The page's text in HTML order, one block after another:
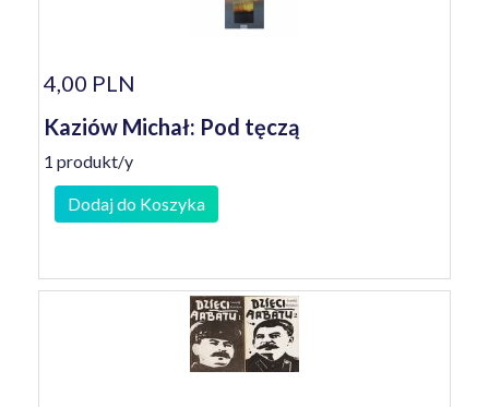
4,00 PLN
Kaziów Michał: Pod tęczą
1 produkt/y
Dodaj do Koszyka